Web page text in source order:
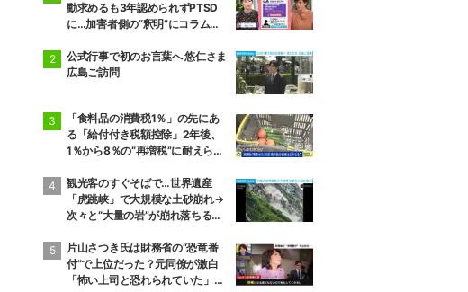
動求めるも3年認められずPTSD
に…加害者側の“釈明”にコラムニ
織体制の問題点も指摘
公式行事で初のお言葉へ 悠仁さま
広島ご訪問
「食料品の消費税1％」の先にあ
る「給付付き税額控除」2年後、
1％から8％の“再増税”に耐えられ
形で中低所得層をカバーする」
観光客のすぐそばで…世界遺産
「虎跳峡」で大規模な土砂崩れ→
次々と“大量の岩”が崩れ落ちる瞬
片山さつき氏は財務省の“恐竜番
付”で上位だった？元同僚が激白
「怖い上司と恐れられていた」